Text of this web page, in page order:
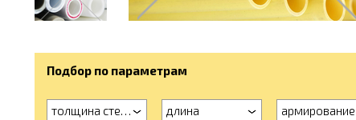
Подбор по параметрам
толщина стенки длина армирование